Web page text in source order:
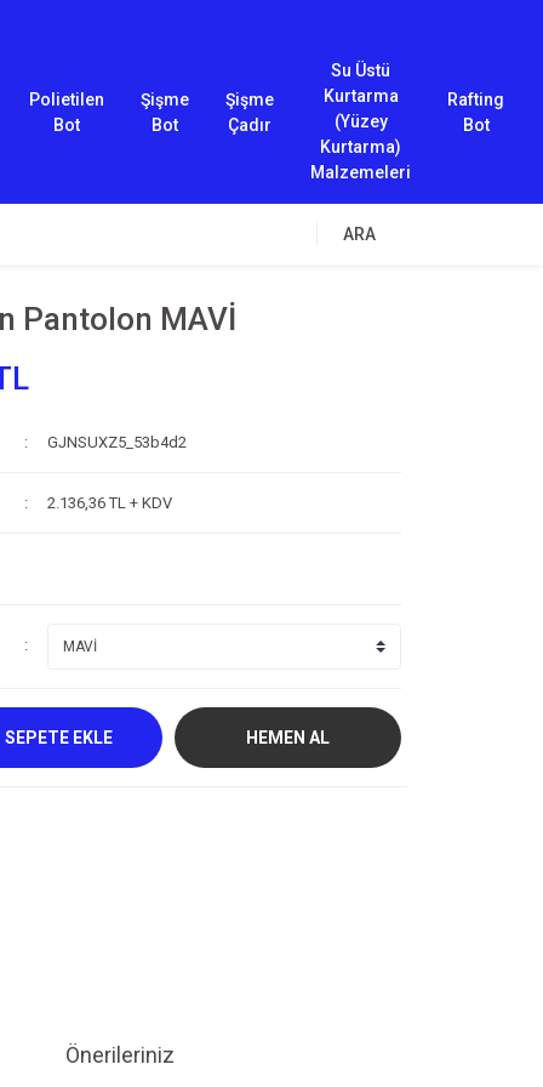
Polietilen
Bot
Şişme
Bot
Şişme
Çadır
Su Üstü
Kurtarma
(Yüzey
Kurtarma)
Malzemeleri
Rafting
Bot
ARA
Pantolon MAVİ
GJNSUXZ5_53b4d2
2.136,36 TL + KDV
SEPETE EKLE HEMEN AL
Önerileriniz